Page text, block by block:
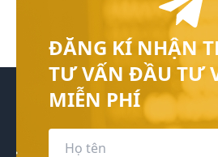
ĐĂNG KÍ NHẬN
TƯ VẤN ĐẦU TƯ
MIỄN PHÍ